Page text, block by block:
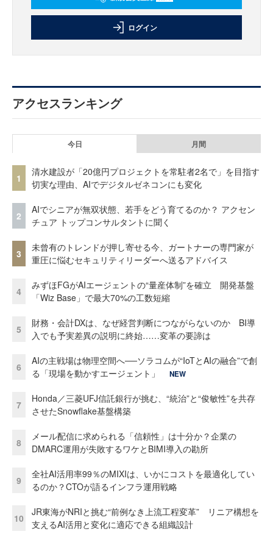
ログイン
アクセスランキング
今日 月間
1
清水建設が「20億円プロジェクトを常駐者2名で」を目指す
切実な理由、AIでデジタルゼネコンにも変化
2
AIでシニアが無双状態、若手をどう育てるのか？ アクセン
チュア トップコンサルタントに聞く
3
未曾有のトレンドが押し寄せる今、ガートナーの専門家が
重圧に悩むセキュリティリーダーへ送るアドバイス
4
みずほFGがAIエージェントの“量産体制”を確立 開発基盤
「Wiz Base」で最大70%の工数短縮
5
財務・会計DXは、なぜ経営判断につながらないのか BI導
入でも予実差異の説明に終始……変革の要諦は
6
AIの主戦場は物理空間へ──ソラコムが“IoTとAIの融合”で創
る「現場を動かすエージェント」
NEW
7
Honda／三菱UFJ信託銀行が挑む、“統治”と“俊敏性”を共存
させたSnowflake基盤構築
8
メール配信に求められる「信頼性」は十分か？企業の
DMARC運用が失敗するワケとBIMI導入の勘所
9
全社AI活用率99％のMIXIは、いかにコストを最適化してい
るのか？CTOが語るインフラ運用戦略
10
JR東海がNRIと挑む“前例なき上流工程変革” リニア構想を
支えるAI活用と変化に適応できる組織設計